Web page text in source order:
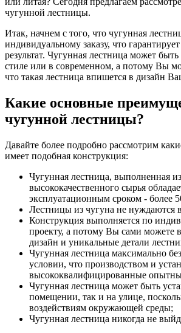
чугунной лестницы.
Итак, начнем с того, что чугунная
индивидуальному заказу, что
результат. Чугунная лестница может
стиле или в современном, а потому Вы
что такая лестница впишется в дизайн
Какие основные
чугунной лестницы?
Давайте более подробно рассмотрим
имеет подобная конструкция:
Чугунная лестница, выполненная из
высококачественного сырья
эксплуатационным сроком - более
Лестницы из чугуна не нуждаются
Конструкция выполняется по
проекту, а потому Вы сами можете
дизайн и уникальные детали
Чугунная лестница максимально
условии, что производством и
высококвалифицированные
Чугунная лестница может быть
помещении, так и на улице,
воздействиям окружающей среды;
Чугунная лестница никогда не